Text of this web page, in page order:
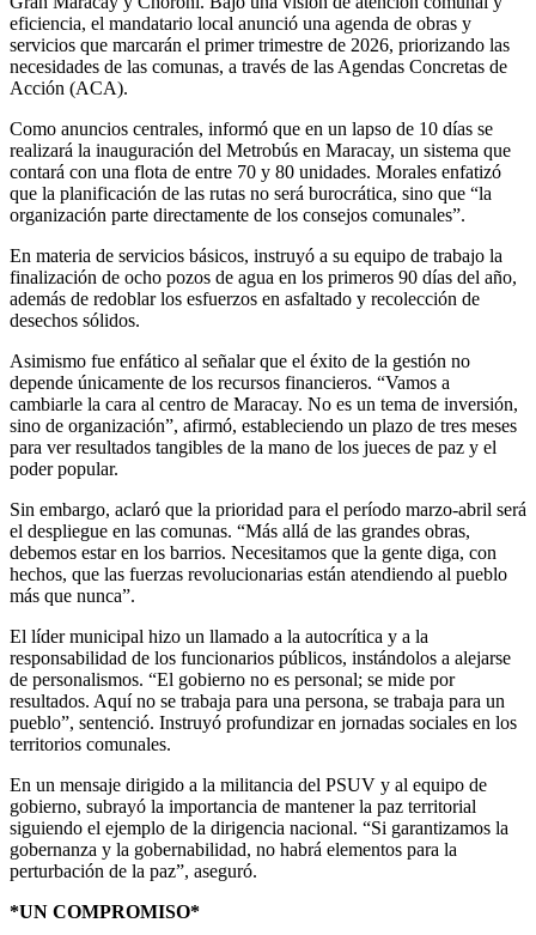
eficiencia, el mandatario local anunció una agenda de obras y
servicios que marcarán el primer trimestre de 2026, priorizando las
necesidades de las comunas, a través de las Agendas Concretas de
Acción (ACA).
Como anuncios centrales, informó que en un lapso de 10 días se
realizará la inauguración del Metrobús en Maracay, un sistema que
contará con una flota de entre 70 y 80 unidades. Morales enfatizó
que la planificación de las rutas no será burocrática, sino que “la
organización parte directamente de los consejos comunales”.
En materia de servicios básicos, instruyó a su equipo de trabajo la
finalización de ocho pozos de agua en los primeros 90 días del año,
además de redoblar los esfuerzos en asfaltado y recolección de
desechos sólidos.
Asimismo fue enfático al señalar que el éxito de la gestión no
depende únicamente de los recursos financieros. “Vamos a
cambiarle la cara al centro de Maracay. No es un tema de inversión,
sino de organización”, afirmó, estableciendo un plazo de tres meses
para ver resultados tangibles de la mano de los jueces de paz y el
poder popular.
Sin embargo, aclaró que la prioridad para el período marzo-abril será
el despliegue en las comunas. “Más allá de las grandes obras,
debemos estar en los barrios. Necesitamos que la gente diga, con
hechos, que las fuerzas revolucionarias están atendiendo al pueblo
más que nunca”.
El líder municipal hizo un llamado a la autocrítica y a la
responsabilidad de los funcionarios públicos, instándolos a alejarse
de personalismos. “El gobierno no es personal; se mide por
resultados. Aquí no se trabaja para una persona, se trabaja para un
pueblo”, sentenció. Instruyó profundizar en jornadas sociales en los
territorios comunales.
En un mensaje dirigido a la militancia del PSUV y al equipo de
gobierno, subrayó la importancia de mantener la paz territorial
siguiendo el ejemplo de la dirigencia nacional. “Si garantizamos la
gobernanza y la gobernabilidad, no habrá elementos para la
perturbación de la paz”, aseguró.
*UN COMPROMISO*